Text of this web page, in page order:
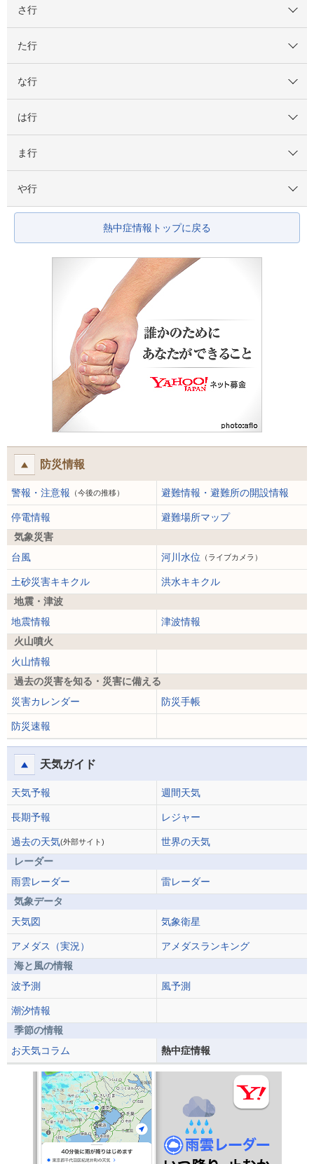
さ行
た行
な行
は行
ま行
や行
熱中症情報トップに戻る
防災情報
警報・注意報 （今後の推移） 避難情報・避難所の開設情報
停電情報
避難場所マップ
気象災害
台風
河川水位 （ライブカメラ）
土砂災害キキクル
洪水キキクル
地震・津波
地震情報
津波情報
火山噴火
火山情報
過去の災害を知る・災害に備える
災害カレンダー
防災手帳
防災速報
天気ガイド
天気予報 週間天気
長期予報 レジャー
過去の天気(外部サイト)
世界の天気
レーダー
雨雲レーダー
雷レーダー
気象データ
天気図
気象衛星
アメダス（実況）
アメダスランキング
海と風の情報
波予測
風予測
潮汐情報
季節の情報
お天気コラム
熱中症情報